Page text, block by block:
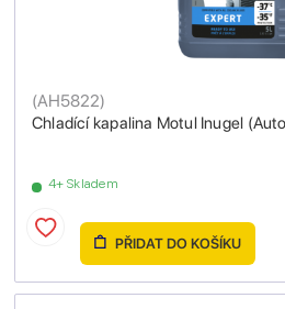
Chladící kapalina Motul Inugel
(AH5822)
4+ Skladem
PŘIDAT DO KOŠÍKU